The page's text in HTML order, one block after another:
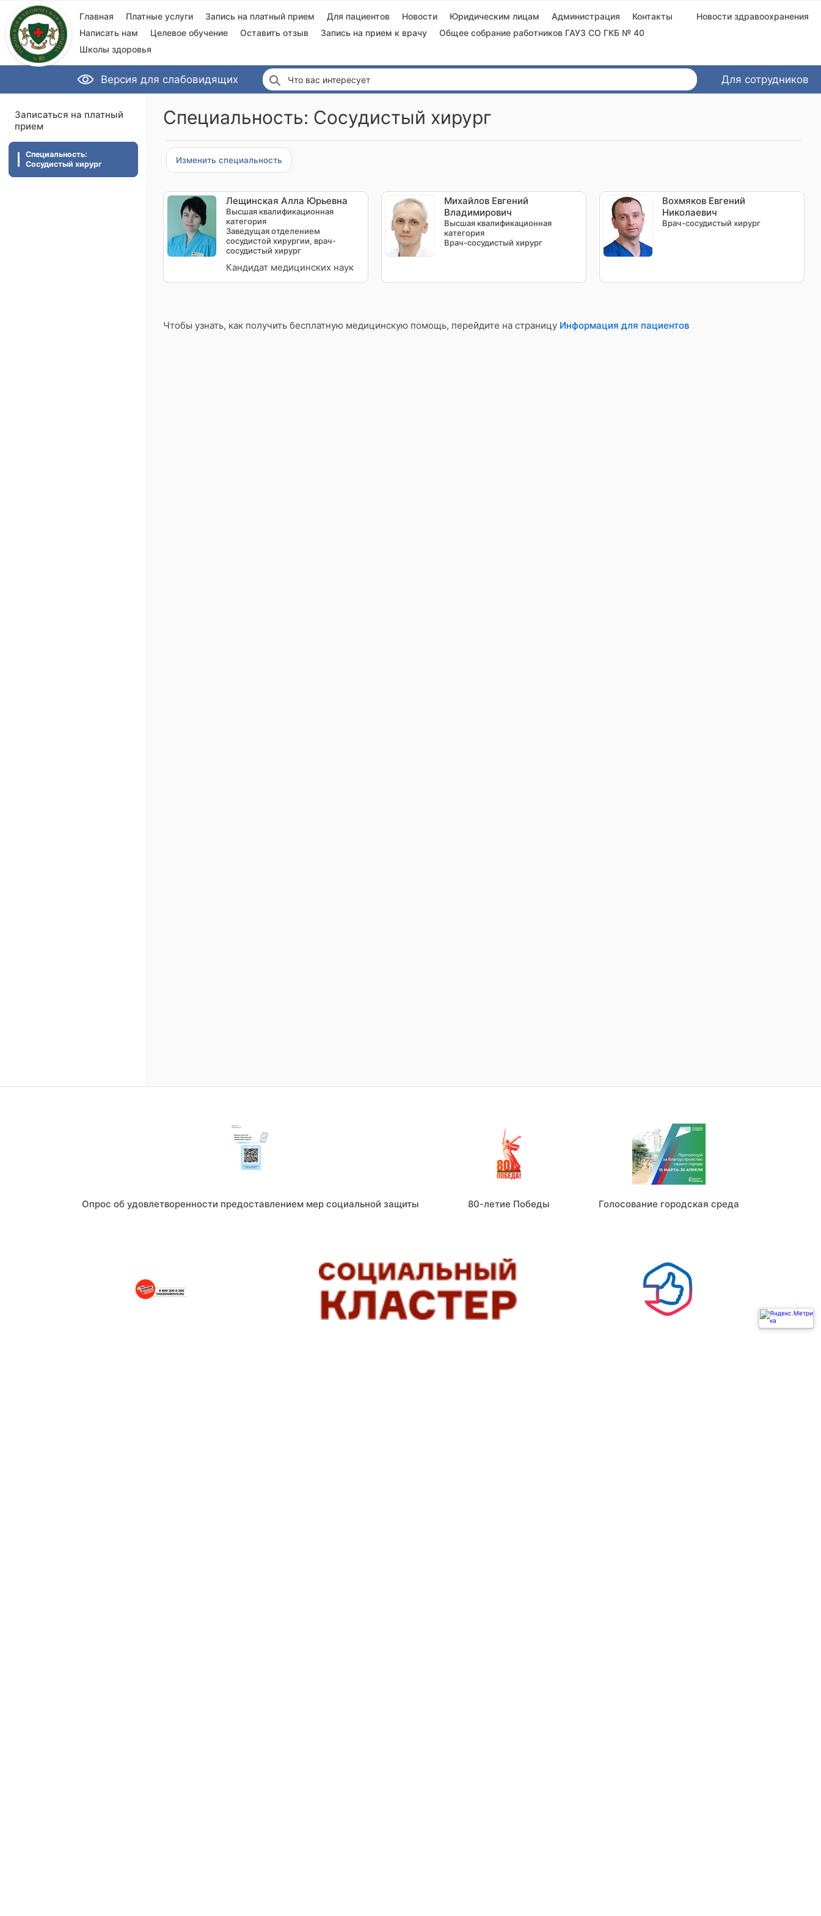
Главная Платные услуги Запись на платный прием Для пациентов Новости Юридическим лицам Администрация
Контакты
Написать нам
Целевое обучение Оставить отзыв Запись на прием к врачу
Общее собрание работников ГАУЗ СО ГКБ № 40
Школы здоровья
Новости здравоохранения
Версия для слабовидящих Что вас интересует Для сотрудников
Записаться на платный
прием
Специальность:
Сосудистый хирург
Специальность: Сосудистый хирург
Изменить специальность
Лещинская Алла Юрьевна
Высшая квалификационная
категория
Заведущая отделением
сосудистой хирургии, врач-
сосудистый хирург
Кандидат медицинских наук
Михайлов Евгений
Владимирович
Высшая квалификационная
категория
Врач-сосудистый хирург
Вохмяков Евгений
Николаевич
Врач-сосудистый хирург
Чтобы узнать, как получить бесплатную медицинскую помощь, перейдите на страницу Информация для пациентов
Опрос об удовлетворенности предоставлением мер социальной защиты 80-летие Победы Голосование городская среда